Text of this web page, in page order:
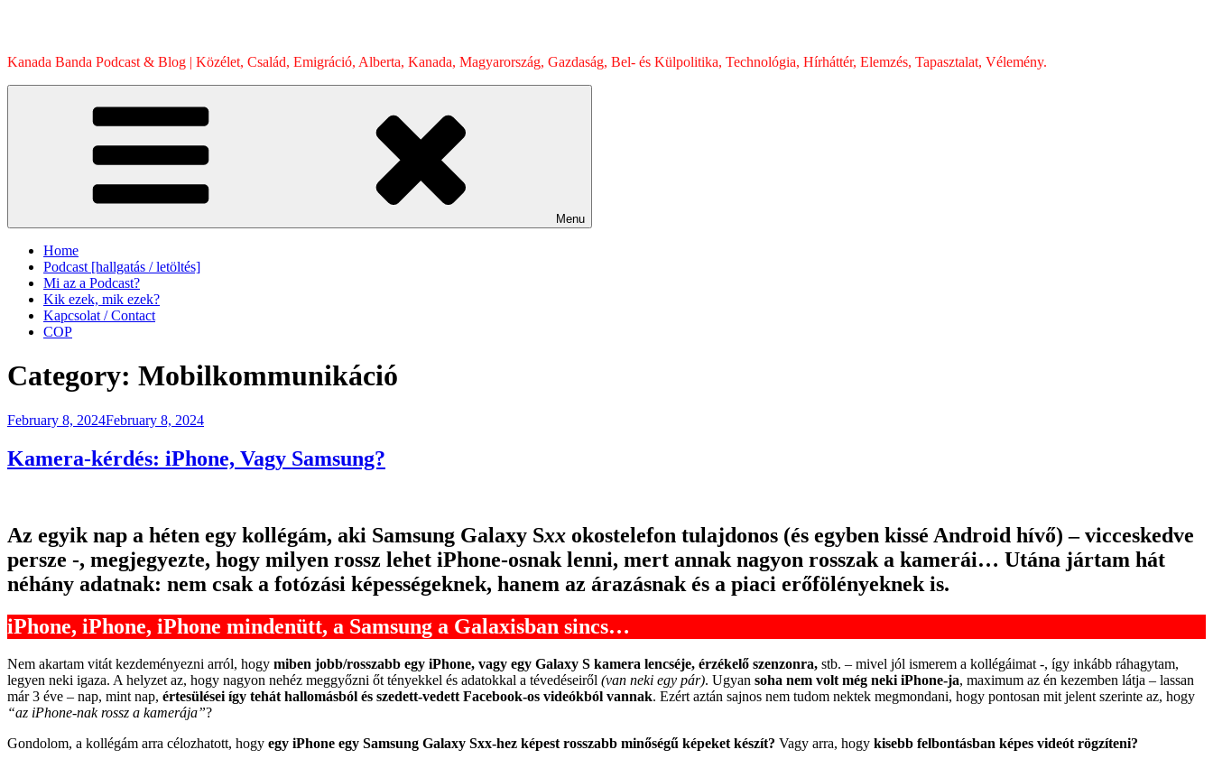
Kanada Banda Podcast & Blog | Közélet, Család, Emigráció, Alberta, Kanada, Magyarország, Gazdaság, Bel- és Külpolitika, Technológia, Hírháttér, Elemzés, Tapasztalat, Vélemény.
Menu
Home
Podcast [hallgatás / letöltés]
Mi az a Podcast?
Kik ezek, mik ezek?
Kapcsolat / Contact
COP
Category: Mobilkommunikáció
Posted
February 8, 2024February 8, 2024
Kamera-kérdés: iPhone, Vagy Samsung?
Az egyik nap a héten egy kollégám, aki Samsung Galaxy Sxx okostelefon tulajdonos (és egyben kissé Android hívő) – vicceskedve
persze -, megjegyezte, hogy milyen rossz lehet iPhone-osnak lenni, mert annak nagyon rosszak a kamerái… Utána jártam hát
néhány adatnak: nem csak a fotózási képességeknek, hanem az árazásnak és a piaci erőfölényeknek is.
iPhone, iPhone, iPhone mindenütt, a Samsung a Galaxisban sincs…
Nem akartam vitát kezdeményezni arról, hogy miben jobb/rosszabb egy iPhone, vagy egy Galaxy S kamera lencséje, érzékelő szenzonra, stb. – mivel jól ismerem a kollégáimat -, így inkább ráhagytam,
legyen neki igaza. A helyzet az, hogy nagyon nehéz meggyőzni őt tényekkel és adatokkal a tévedéseiről (van neki egy pár). Ugyan soha nem volt még neki iPhone-ja, maximum az én kezemben látja – lassan
már 3 éve – nap, mint nap, értesülései így tehát hallomásból és szedett-vedett Facebook-os videókból vannak. Ezért aztán sajnos nem tudom nektek megmondani, hogy pontosan mit jelent szerinte az, hogy
“az iPhone-nak rossz a kamerája”?
Gondolom, a kollégám arra célozhatott, hogy egy iPhone egy Samsung Galaxy Sxx-hez képest rosszabb minőségű képeket készít? Vagy arra, hogy kisebb felbontásban képes videót rögzíteni?